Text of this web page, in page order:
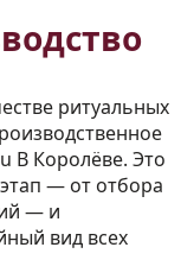
ритуальных
В Королёве. Это
— от отбора
— и
вид всех